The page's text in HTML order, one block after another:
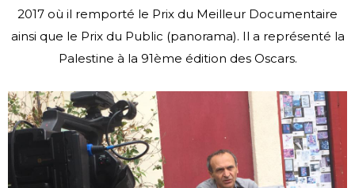
2017 où il remporté le Prix du Meilleur Documentaire
ainsi que le Prix du Public (panorama). Il a représenté la
Palestine à la 91ème édition des Oscars.